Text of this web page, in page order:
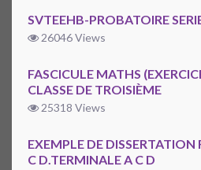
SVTEEHB-PROBATOIRE
26046 Views
FASCICULE MATHS
CLASSE DE TROISIÈME
25318 Views
EXEMPLE DE DISSERTATION
C D.TERMINALE A C D